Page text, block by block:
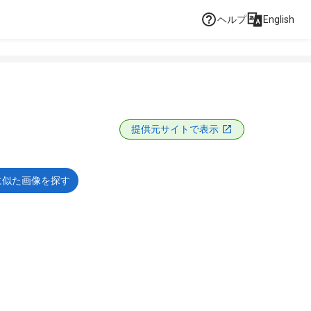
ヘルプ English
提供元サイトで表示
た画像を探す